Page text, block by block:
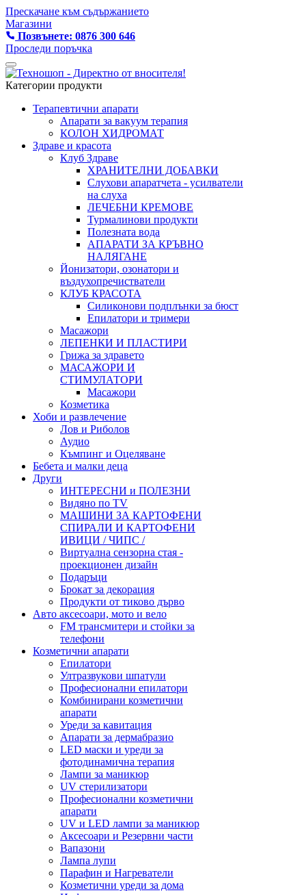
Прескачане към съдържанието
Магазини
Позвънете: 0876 300 646
Проследи поръчка
Категории продукти
Терапевтични апарати
Апарати за вакуум терапия
КОЛОН ХИДРОМАТ
Здраве и красота
Клуб Здраве
ХРАНИТЕЛНИ ДОБАВКИ
Слухови апаратчета - усилватели
на слуха
ЛЕЧЕБНИ КРЕМОВЕ
Турмалинови продукти
Полезната вода
АПАРАТИ ЗА КРЪВНО
НАЛЯГАНЕ
Йонизатори, озонатори и
въздухопречистватели
КЛУБ КРАСОТА
Силиконови подплънки за бюст
Епилатори и тримери
Масажори
ЛЕПЕНКИ И ПЛАСТИРИ
Грижа за здравето
МАСАЖОРИ И
СТИМУЛАТОРИ
Масажори
Козметика
Хоби и развлечение
Лов и Риболов
Аудио
Къмпинг и Оцеляване
Бебета и малки деца
Други
ИНТЕРЕСНИ и ПОЛЕЗНИ
Видяно по TV
МАШИНИ ЗА КАРТОФЕНИ
СПИРАЛИ И КАРТОФЕНИ
ИВИЦИ / ЧИПС /
Виртуална сензорна стая -
проекционен дизайн
Подаръци
Брокат за декорация
Продукти от тиково дърво
Авто аксесоари, мото и вело
FM трансмитери и стойки за
телефони
Козметични апарати
Епилатори
Ултразвукови шпатули
Професионални епилатори
Комбинирани козметични
апарати
Уреди за кавитация
Апарати за дермабразио
LED маски и уреди за
фотодинамична терапия
Лампи за маникюр
UV стерилизатори
Професионални козметични
апарати
UV и LED лампи за маникюр
Аксесоари и Резервни части
Вапазони
Лампа лупи
Парафин и Нагреватели
Козметични уреди за дома